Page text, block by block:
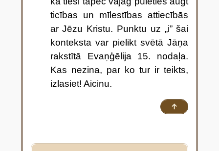
ticības un mīlestības attiecībās
ar Jēzu Kristu. Punktu uz „i” šai
konteksta var pielikt svētā Jāņa
rakstītā Evaņģēlija 15. nodaļa.
Kas nezina, par ko tur ir teikts,
izlasiet! Aicinu.
↑